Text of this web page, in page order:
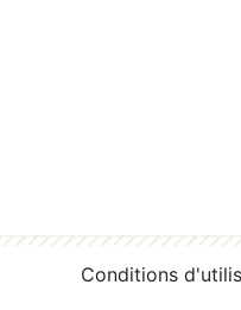
Conditions